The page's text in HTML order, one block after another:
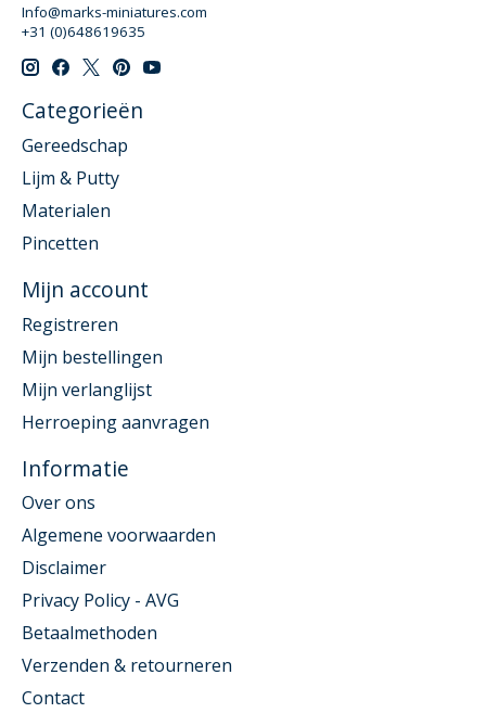
Info@marks-miniatures.com
+31 (0)648619635
Categorieën
Gereedschap
Lijm & Putty
Materialen
Pincetten
Mijn account
Registreren
Mijn bestellingen
Mijn verlanglijst
Herroeping aanvragen
Informatie
Over ons
Algemene voorwaarden
Disclaimer
Privacy Policy - AVG
Betaalmethoden
Verzenden & retourneren
Contact